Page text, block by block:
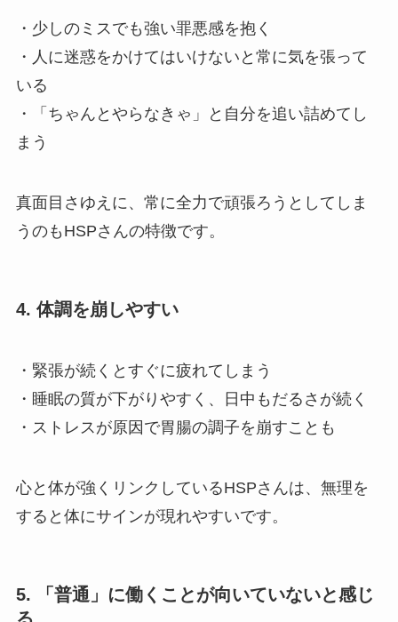
・少しのミスでも強い罪悪感を抱く
・人に迷惑をかけてはいけないと常に気を張って
いる
・「ちゃんとやらなきゃ」と自分を追い詰めてし
まう
真面目さゆえに、常に全力で頑張ろうとしてしま
うのもHSPさんの特徴です。
4. 体調を崩しやすい
・緊張が続くとすぐに疲れてしまう
・睡眠の質が下がりやすく、日中もだるさが続く
・ストレスが原因で胃腸の調子を崩すことも
心と体が強くリンクしているHSPさんは、無理を
すると体にサインが現れやすいです。
5. 「普通」に働くことが向いていないと感じ